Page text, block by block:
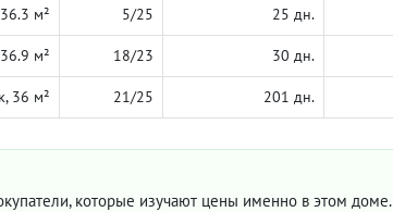
м² 5/25 25 дн.
м² 18/23 30 дн.
36 м² 21/25 201 дн.
которые изучают цены именно в этом доме.